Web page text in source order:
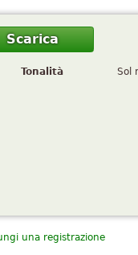
Scarica
Tonalità
Sol
una registrazione